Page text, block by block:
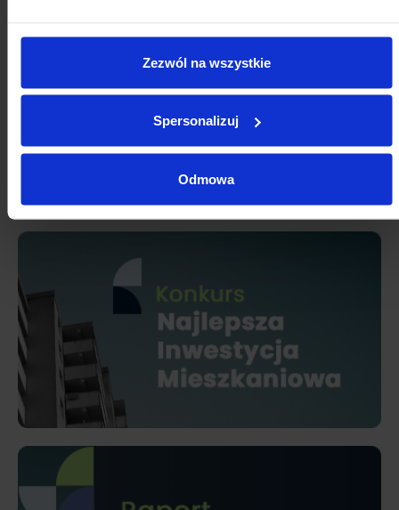
Zezwól na wszystkie
Spersonalizuj
Odmowa